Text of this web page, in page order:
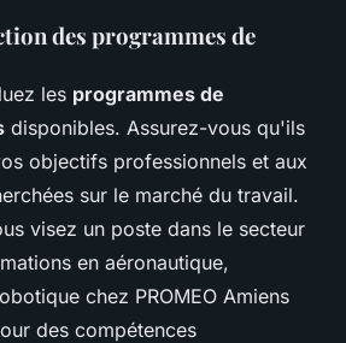
des programmes de
les programmes de
disponibles. Assurez-vous qu'ils
objectifs professionnels et aux
sur le marché du travail.
visez un poste dans le secteur
en aéronautique,
chez PROMEO Amiens
des compétences